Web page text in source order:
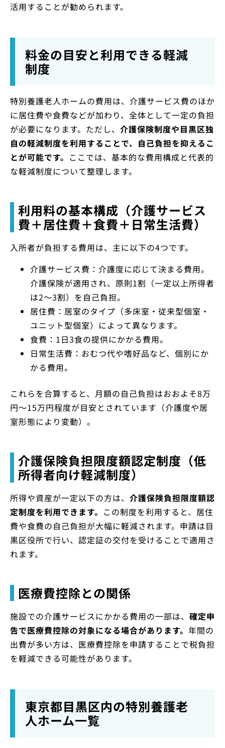
活用することが勧められます。
料金の目安と利用できる軽減
制度
特別養護老人ホームの費用は、介護サービス費のほか
に居住費や食費などが加わり、全体として一定の負担
が必要になります。ただし、 介護保険制度や目黒区独
自の軽減制度を利用することで、自己負担を抑えるこ
とが可能です。 ここでは、基本的な費用構成と代表的
な軽減制度について整理します。
利用料の基本構成（介護サービス
費＋居住費＋食費＋日常生活費）
入所者が負担する費用は、主に以下の4つです。
介護サービス費：介護度に応じて決まる費用。
介護保険が適用され、原則1割（一定以上所得者
は2～3割）を自己負担。
居住費：居室のタイプ（多床室・従来型個室・
ユニット型個室）によって異なります。
食費：1日3食の提供にかかる費用。
日常生活費：おむつ代や嗜好品など、個別にか
かる費用。
これらを合算すると、月額の自己負担はおおよそ8万
円〜15万円程度が目安とされています（介護度や居
室形態により変動）。
介護保険負担限度額認定制度（低
所得者向け軽減制度）
所得や資産が一定以下の方は、 介護保険負担限度額認
定制度を利用できます。 この制度を利用すると、居住
費や食費の自己負担が大幅に軽減されます。申請は目
黒区役所で行い、認定証の交付を受けることで適用さ
れます。
医療費控除との関係
施設での介護サービスにかかる費用の一部は、 確定申
告で医療費控除の対象になる場合があります。 年間の
出費が多い方は、医療費控除を申請することで税負担
を軽減できる可能性があります。
東京都目黒区内の特別養護老
人ホーム一覧